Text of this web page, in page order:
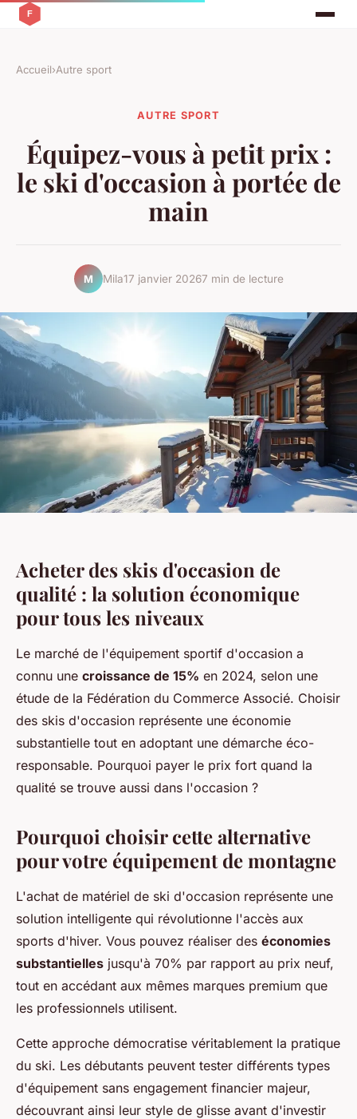
Accueil›Autre sport
AUTRE SPORT
Équipez-vous à petit prix :
le ski d'occasion à portée de
main
M Mila17 janvier 20267 min de lecture
Acheter des skis d'occasion de
qualité : la solution économique
pour tous les niveaux
Le marché de l'équipement sportif d'occasion a
connu une croissance de 15% en 2024, selon une
étude de la Fédération du Commerce Associé. Choisir
des skis d'occasion représente une économie
substantielle tout en adoptant une démarche éco-
responsable. Pourquoi payer le prix fort quand la
qualité se trouve aussi dans l'occasion ?
Pourquoi choisir cette alternative
pour votre équipement de montagne
L'achat de matériel de ski d'occasion représente une
solution intelligente qui révolutionne l'accès aux
sports d'hiver. Vous pouvez réaliser des économies
substantielles jusqu'à 70% par rapport au prix neuf,
tout en accédant aux mêmes marques premium que
les professionnels utilisent.
Cette approche démocratise véritablement la pratique
du ski. Les débutants peuvent tester différents types
d'équipement sans engagement financier majeur,
découvrant ainsi leur style de glisse avant d'investir